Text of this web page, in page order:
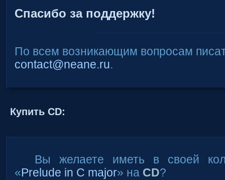
Спасибо за поддержку!
По всем возникающим вопросам
contact@neane.ru.
Купить CD:
Вы желаете иметь в своей
«Prelude in C major» на CD?